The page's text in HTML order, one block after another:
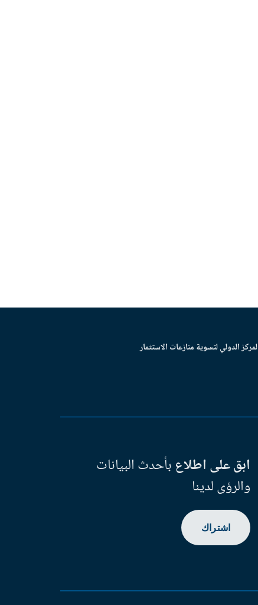
الدولي لتسوية منازعات الاستثمار
ابق على اطلاعبأحدث البيانات
والرؤى لدينا
اشتراك